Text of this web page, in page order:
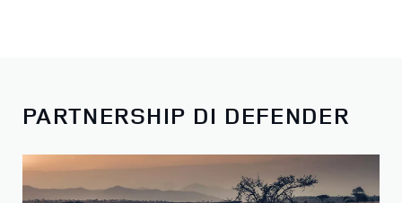
PARTNERSHIP DI DEFENDER